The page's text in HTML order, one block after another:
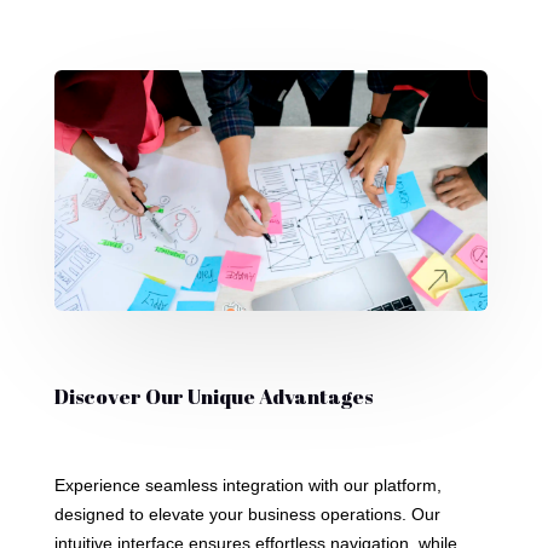
Discover Our Unique Advantages
Experience seamless integration with our platform,
designed to elevate your business operations. Our
intuitive interface ensures effortless navigation, while